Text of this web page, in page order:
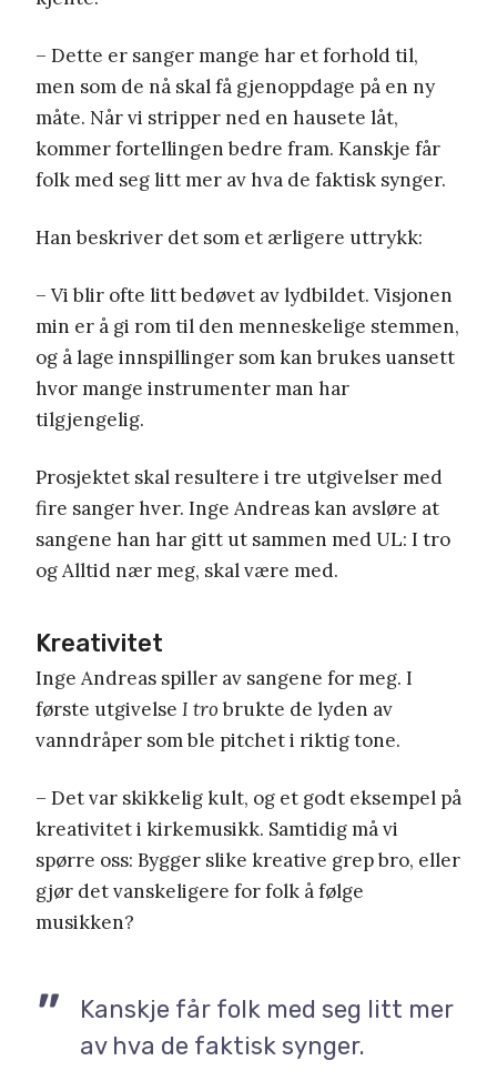
– Dette er sanger mange har et forhold til,
men som de nå skal få gjenoppdage på en ny
måte. Når vi stripper ned en hausete låt,
kommer fortellingen bedre fram. Kanskje får
folk med seg litt mer av hva de faktisk synger.
Han beskriver det som et ærligere uttrykk:
– Vi blir ofte litt bedøvet av lydbildet. Visjonen
min er å gi rom til den menneskelige stemmen,
og å lage innspillinger som kan brukes uansett
hvor mange instrumenter man har
tilgjengelig.
Prosjektet skal resultere i tre utgivelser med
fire sanger hver. Inge Andreas kan avsløre at
sangene han har gitt ut sammen med UL: I tro
og Alltid nær meg, skal være med.
Kreativitet
Inge Andreas spiller av sangene for meg. I
første utgivelse I trobrukte de lyden av
vanndråper som ble pitchet i riktig tone.
– Det var skikkelig kult, og et godt eksempel på
kreativitet i kirkemusikk. Samtidig må vi
spørre oss: Bygger slike kreative grep bro, eller
gjør det vanskeligere for folk å følge
musikken?
Kanskje får folk med seg litt mer
av hva de faktisk synger.